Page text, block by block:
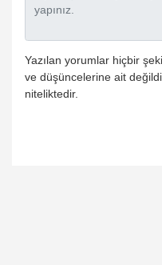
Yazılan yorumlar hiçbir
ve düşüncelerine ait
niteliktedir.